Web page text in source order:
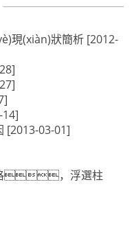
現(xiàn)狀簡析 [2012-
[2013-03-01]
格，浮選柱